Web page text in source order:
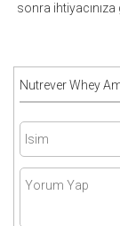
sonra
Nutrever Whey